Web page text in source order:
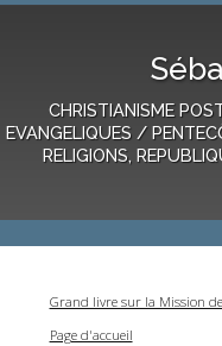
CHRISTIANISME
EVANGELIQUES /
RELIGIONS,
Grand livre sur la Mission
Page d'accueil